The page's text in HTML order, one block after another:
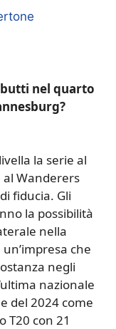
nel quarto
la serie al
Wanderers
fiducia. Gli
la possibilità
nella
che
negli
nazionale
del 2024 come
T20 con 21